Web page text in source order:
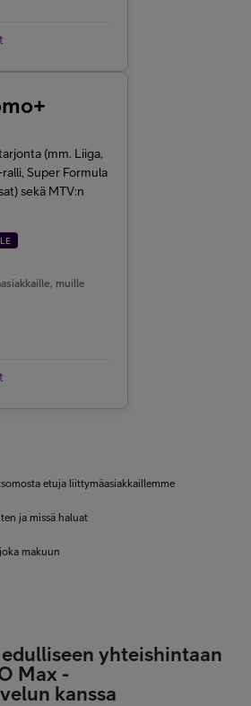
(mm. Liiga,
Super Formula
sekä MTV:n
muille
etuja liittymäasiakkaillemme
ja missä haluat
makuun
yhteishintaan
Max -
kanssa